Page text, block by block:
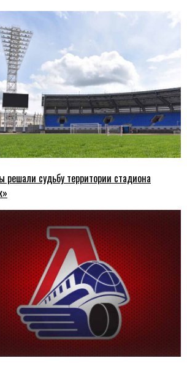
решали судьбу территории стадиона